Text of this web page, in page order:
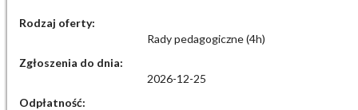
Rodzaj oferty:
Rady pedagogiczne (4h)
Zgłoszenia do dnia:
2026-12-25
Odpłatność: